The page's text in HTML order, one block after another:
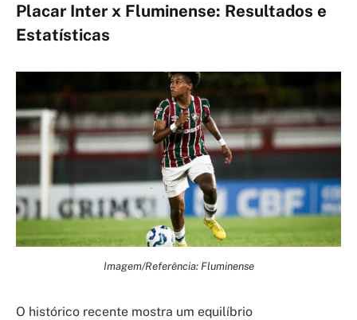
Placar Inter x Fluminense: Resultados e
Estatísticas
Imagem/Referência: Fluminense
O histórico recente mostra um equilíbrio